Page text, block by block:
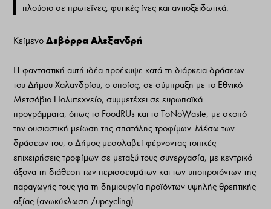
πλούσιο σε πρωτεΐνες, φυτικές ίνες και αντιοξειδωτικά.
Κείμενο Δεβόρρα Αλεξανδρή
Η φανταστική αυτή ιδέα προέκυψε κατά τη διάρκεια δράσεων
του Δήμου Χαλανδρίου, ο οποίος, σε σύμπραξη με το Εθνικό
Μετσόβιο Πολυτεχνείο, συμμετέχει σε ευρωπαϊκά
προγράμματα, όπως το FoodRUs και το ToNoWaste, με σκοπό
την ουσιαστική μείωση της σπατάλης τροφίμων. Μέσω των
δράσεων του, ο Δήμος μεσολαβεί φέρνοντας τοπικές
επιχειρήσεις τροφίμων σε μεταξύ τους συνεργασία, με κεντρικό
άξονα τη διάθεση των περισσευμάτων και των υποπροϊόντων της
παραγωγής τους για τη δημιουργία προϊόντων υψηλής θρεπτικής
αξίας (ανωκύκλωση /upcycling).